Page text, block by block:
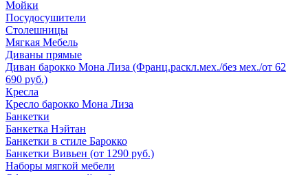
Мойки
Посудосушители
Столешницы
Мягкая Мебель
Диваны прямые
Диван барокко Мона Лиза (Франц.раскл.мех./без мех./от 62
690 руб.)
Кресла
Кресло барокко Мона Лиза
Банкетки
Банкетка Нэйтан
Банкетки в стиле Барокко
Банкетки Вивьен (от 1290 руб.)
Наборы мягкой мебели